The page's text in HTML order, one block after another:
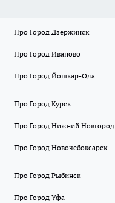
Про Город Дзержинск
Про Город Иваново
Про Город Йошкар-Ола
Про Город Курск
Про Город Нижний Новгород
Про Город Новочебоксарск
Про Город Рыбинск
Про Город Уфа